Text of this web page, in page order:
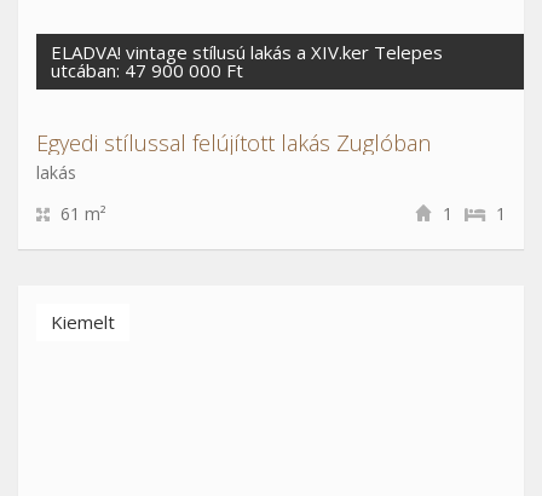
ELADVA! vintage stílusú lakás a XIV.ker Telepes
utcában: 47 900 000 Ft
Egyedi stílussal felújított lakás Zuglóban
lakás
61 m²
1
1
Kiemelt